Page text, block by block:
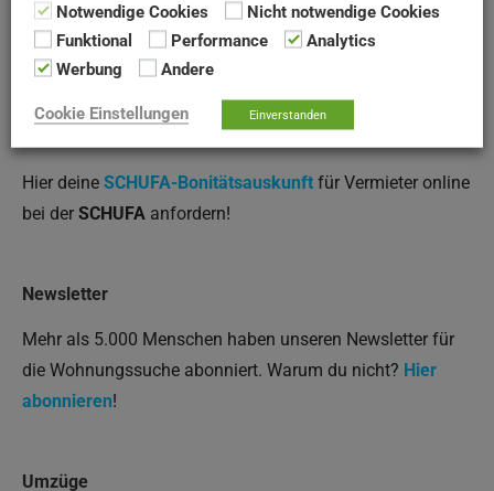
(Quelle: Gemeinnützige Wohnungsbaugenossenschaft eG
Wasserburg, Stand Januar 2021)
SCHUFA-AUSKUNFT
Hier deine SCHUFA-Bonitätsauskunft für Vermieter online
bei der SCHUFA anfordern!
Newsletter
Mehr als 5.000 Menschen haben unseren Newsletter für
die Wohnungssuche abonniert. Warum du nicht? Hier
abonnieren!
Umzüge
Notwendige Cookies
Nicht notwendige Cookies
Funktional
Performance
Analytics
Werbung
Andere
Cookie Einstellungen Einverstanden